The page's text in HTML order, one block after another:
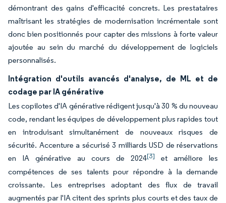
démontrant des gains d'efficacité concrets. Les prestataires
maîtrisant les stratégies de modernisation incrémentale sont
donc bien positionnés pour capter des missions à forte valeur
ajoutée au sein du marché du développement de logiciels
personnalisés.
Intégration d'outils avancés d'analyse, de ML et de
codage par IA générative
Les copilotes d'IA générative rédigent jusqu'à 30 % du nouveau
code, rendant les équipes de développement plus rapides tout
en introduisant simultanément de nouveaux risques de
sécurité. Accenture a sécurisé 3 milliards USD de réservations
en IA générative au cours de 2024[3]
et améliore les
compétences de ses talents pour répondre à la demande
croissante. Les entreprises adoptant des flux de travail
augmentés par l'IA citent des sprints plus courts et des taux de